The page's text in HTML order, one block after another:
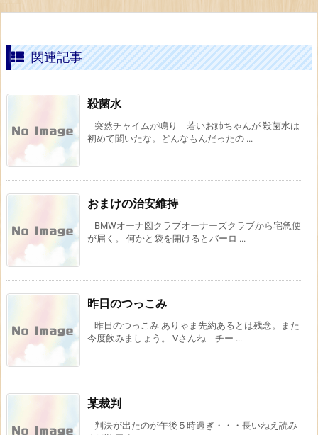
関連記事
殺菌水
突然チャイムが鳴り 若いお姉ちゃんが 殺菌水は
初めて聞いたな。どんなもんだったの ...
おまけの治安維持
BMWオーナ図クラブオーナーズクラブから宅急便
が届く。 何かと袋を開けるとバーロ ...
昨日のつっこみ
昨日のつっこみ ありゃま先約あるとは残念。また
今度飲みましょう。 Vさんね チー ...
某裁判
判決が出たのが午後５時過ぎ・・・長いねえ読み